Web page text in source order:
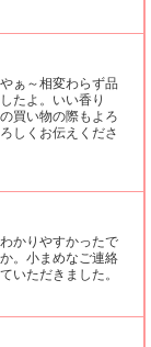
ぁ～相変わらず品
たよ。いい香り
買い物の際もよろ
しくお伝えくださ
かりやすかったで
。小まめなご連絡
いただきました。